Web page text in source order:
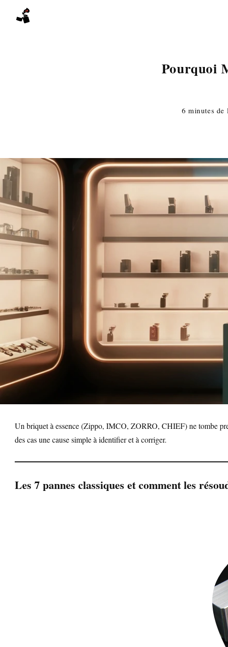
Pourquoi
6 minutes de
Un briquet à essence (Zippo, IMCO, ZORRO, CHIEF) ne tombe
des cas une cause simple à identifier et à corriger.
Les 7 pannes classiques et comment les